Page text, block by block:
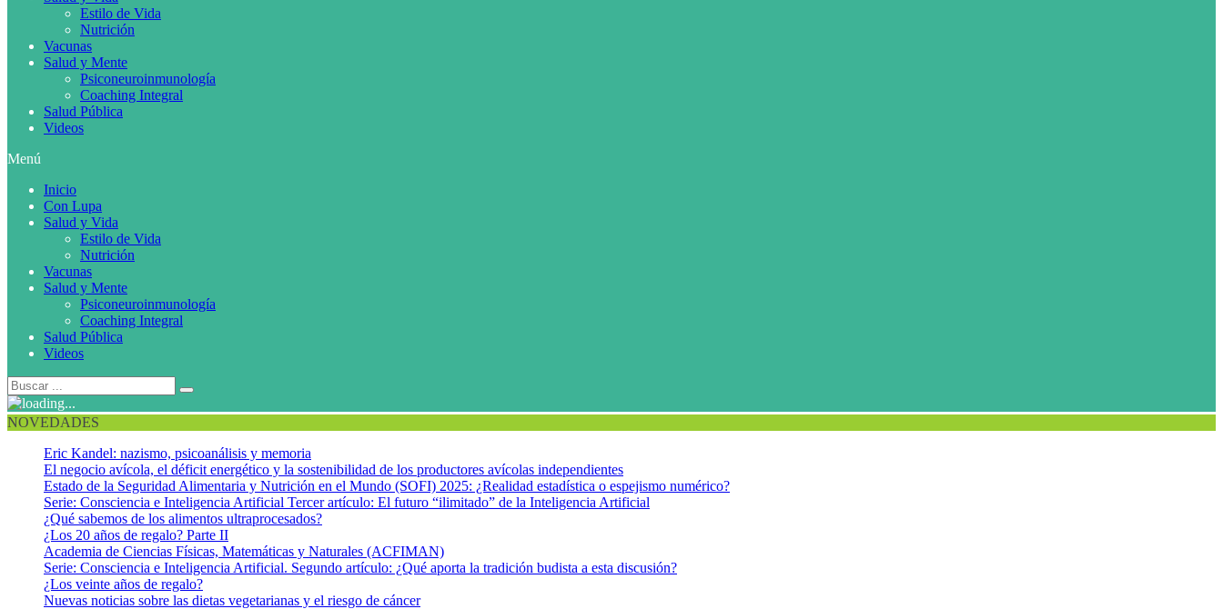
Estilo de Vida
Nutrición
Vacunas
Salud y Mente
Psiconeuroinmunología
Coaching Integral
Salud Pública
Videos
Menú
Inicio
Con Lupa
Salud y Vida
Estilo de Vida
Nutrición
Vacunas
Salud y Mente
Psiconeuroinmunología
Coaching Integral
Salud Pública
Videos
NOVEDADES
Eric Kandel: nazismo, psicoanálisis y memoria
El negocio avícola, el déficit energético y la sostenibilidad de los productores avícolas independientes
Estado de la Seguridad Alimentaria y Nutrición en el Mundo (SOFI) 2025: ¿Realidad estadística o espejismo numérico?
Serie: Consciencia e Inteligencia Artificial Tercer artículo: El futuro “ilimitado” de la Inteligencia Artificial
¿Qué sabemos de los alimentos ultraprocesados?
¿Los 20 años de regalo? Parte II
Academia de Ciencias Físicas, Matemáticas y Naturales (ACFIMAN)
Serie: Consciencia e Inteligencia Artificial. Segundo artículo: ¿Qué aporta la tradición budista a esta discusión?
¿Los veinte años de regalo?
Nuevas noticias sobre las dietas vegetarianas y el riesgo de cáncer